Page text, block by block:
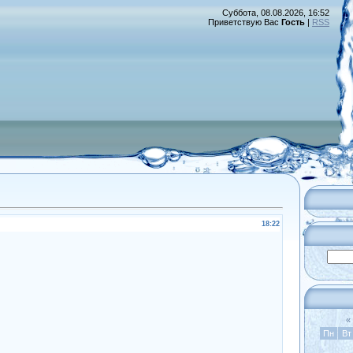
Суббота, 08.08.2026, 16:52
Приветствую Вас Гость | RSS
18:22
«
Пн
Вт